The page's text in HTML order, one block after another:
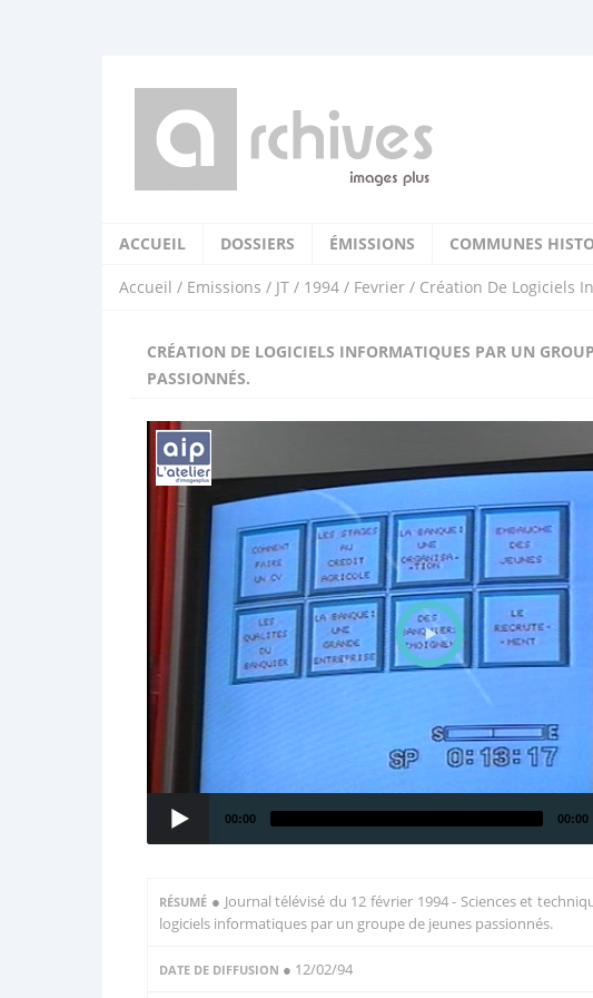
ACCUEIL DOSSIERS ÉMISSIONS COMMUNES
Accueil / Emissions / JT / 1994 / Fevrier / Création De Logiciels
CRÉATION DE LOGICIELS INFORMATIQUES PAR UN
PASSIONNÉS.
00:00 00:00
RÉSUMÉ ● Journal télévisé du 12 février 1994 - Sciences et
logiciels informatiques par un groupe de jeunes passionnés.
DATE DE DIFFUSION ● 12/02/94